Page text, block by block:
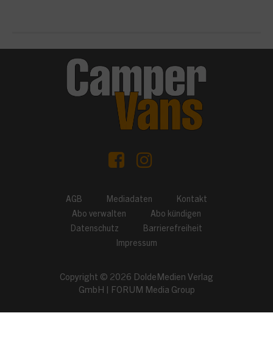
AGB Mediadaten
Kontakt
Abo verwalten
Abo kündigen
Datenschutz
Barrierefreiheit
Impressum
Copyright © 2026 DoldeMedien Verlag
GmbH
FORUM Media Group